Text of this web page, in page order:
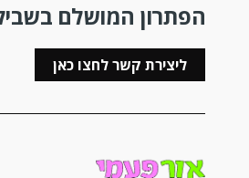
הפתרון המושלם
ליצירת קשר לחצו כאן